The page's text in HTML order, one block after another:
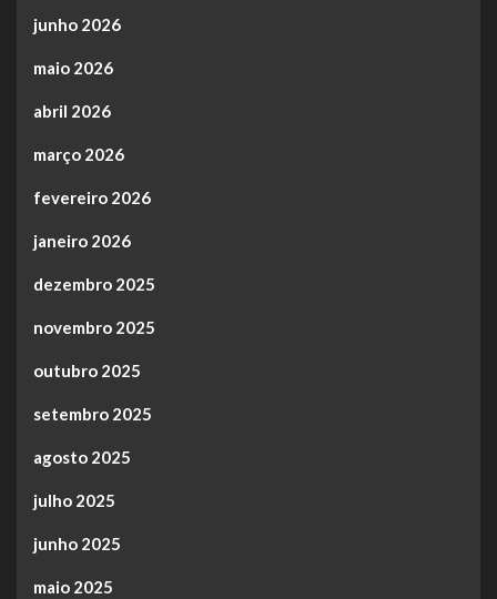
junho 2026
maio 2026
abril 2026
março 2026
fevereiro 2026
janeiro 2026
dezembro 2025
novembro 2025
outubro 2025
setembro 2025
agosto 2025
julho 2025
junho 2025
maio 2025